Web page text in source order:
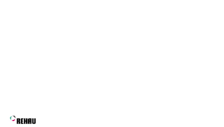
NAZWA
PRODUCENTA: